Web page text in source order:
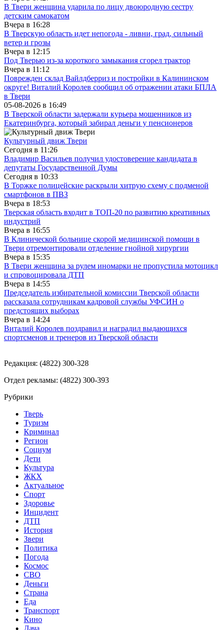
В Твери женщина ударила по лицу двоюродную сестру
детским самокатом
Вчера в 16:28
В Тверскую область идет непогода - ливни, град, сильный
ветер и грозы
Вчера в 12:15
Под Тверью из-за короткого замыкания сгорел трактор
Вчера в 11:12
Поврежден склад Вайлдберриз и постройки в Калининском
округе! Виталий Королев сообщил об отражении атаки БПЛА
в Твери
05-08-2026 в 16:49
В Тверской области задержали курьера мошенников из
Екатеринбурга, который забирал деньги у пенсионеров
Культурный движ Твери
Сегодня в 11:26
Владимир Васильев получил удостоверение кандидата в
депутаты Государственной Думы
Сегодня в 10:33
В Торжке полицейские раскрыли хитрую схему с подменой
смартфонов в ПВЗ
Вчера в 18:53
Тверская область входит в ТОП-20 по развитию креативных
индустрий
Вчера в 16:55
В Клинической больнице скорой медицинской помощи в
Твери отремонтировали отделение гнойной хирургии
Вчера в 15:35
В Твери женщина за рулем иномарки не пропустила мотоцикл
и спровоцировала ДТП
Вчера в 14:55
Председатель избирательной комиссии Тверской области
рассказала сотрудникам кадровой службы УФСИН о
предстоящих выборах
Вчера в 14:24
Виталий Королев поздравил и наградил выдающихся
спортсменов и тренеров из Тверской области
Редакция: (4822) 300-328
Отдел рекламы: (4822) 300-393
Рубрики
Тверь
Туризм
Криминал
Регион
Социум
Дети
Культура
ЖКХ
Актуальное
Спорт
Здоровье
Инцидент
ДТП
История
Звери
Политика
Погода
Космос
СВО
Деньги
Страна
Еда
Транспорт
Кино
Дача